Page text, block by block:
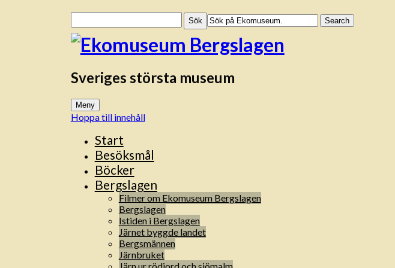
efter:
Sveriges största museum
Meny
Hoppa till innehåll
Start
Besöksmål
Böcker
Bergslagen
Filmer om Ekomuseum Bergslagen
Bergslagen
Istiden i Bergslagen
Järnet byggde landet
Bergsmännen
Järnbruket